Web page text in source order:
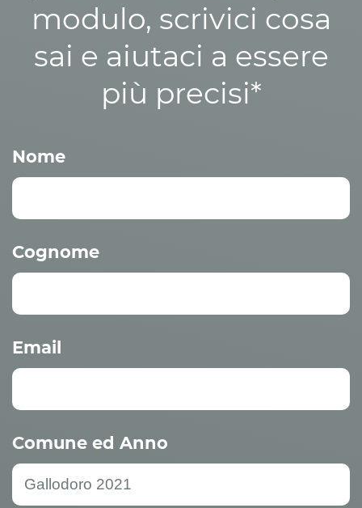
modulo, scrivici cosa
sai e aiutaci a essere
più precisi*
Nome
Cognome
Email
Comune ed Anno